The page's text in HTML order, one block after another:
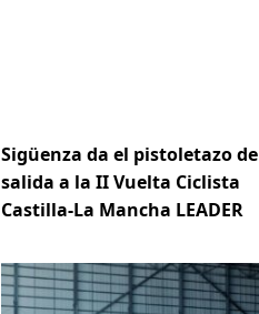
Sigüenza da el pistoletazo de
salida a la II Vuelta Ciclista
Castilla-La Mancha LEADER